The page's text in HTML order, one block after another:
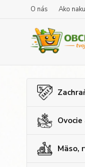
O nás Ako
Mäso,